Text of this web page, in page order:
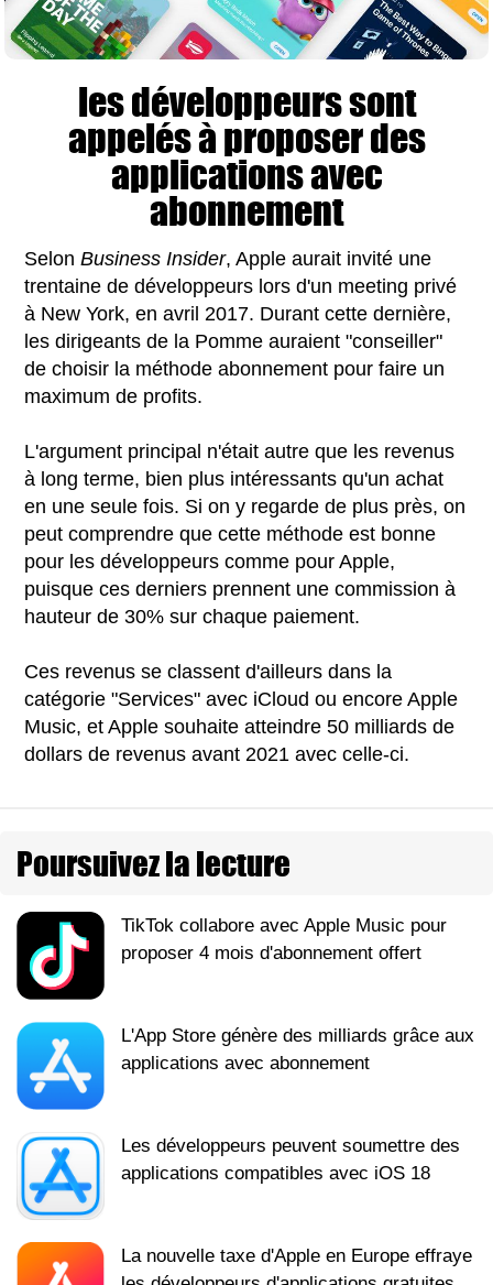
les développeurs sont
appelés à proposer des
applications avec
abonnement
SelonBusiness Insider, Apple aurait invité une
trentaine de développeurs lors d'un meeting privé
à New York, en avril 2017. Durant cette dernière,
les dirigeants de la Pomme auraient "conseiller"
de choisir la méthode abonnement pour faire un
maximum de profits.
L'argument principal n'était autre que les revenus
à long terme, bien plus intéressants qu'un achat
en une seule fois. Si on y regarde de plus près, on
peut comprendre que cette méthode est bonne
pour les développeurs comme pour Apple,
puisque ces derniers prennent une commission à
hauteur de 30% sur chaque paiement.
Ces revenus se classent d'ailleurs dans la
catégorie "Services" avec iCloud ou encore Apple
Music, et Apple souhaite atteindre 50 milliards de
dollars de revenus avant 2021 avec celle-ci.
Poursuivez la lecture
TikTok collabore avec Apple Music pour
proposer 4 mois d'abonnement offert
L'App Store génère des milliards grâce aux
applications avec abonnement
Les développeurs peuvent soumettre des
applications compatibles avec iOS 18
La nouvelle taxe d'Apple en Europe effraye